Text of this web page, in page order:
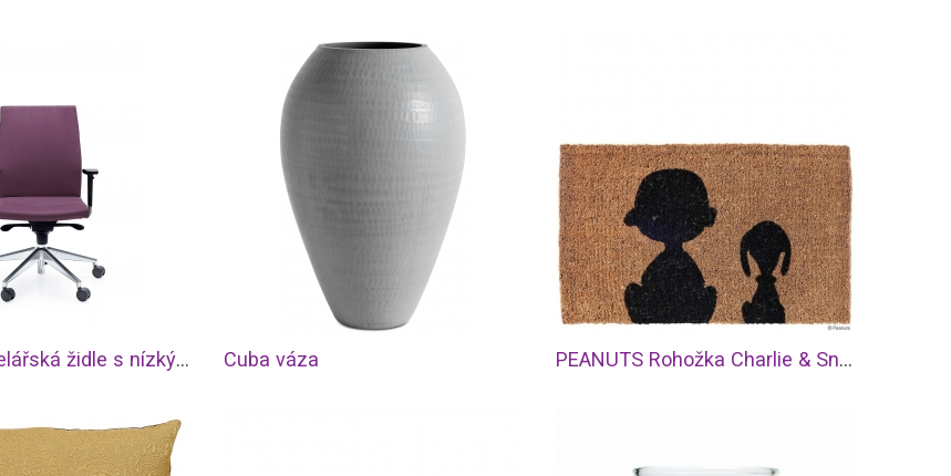
Active kancelářská židle s nízkým opěrákem Cuba váza PEANUTS Rohožka Charlie & Snoopy